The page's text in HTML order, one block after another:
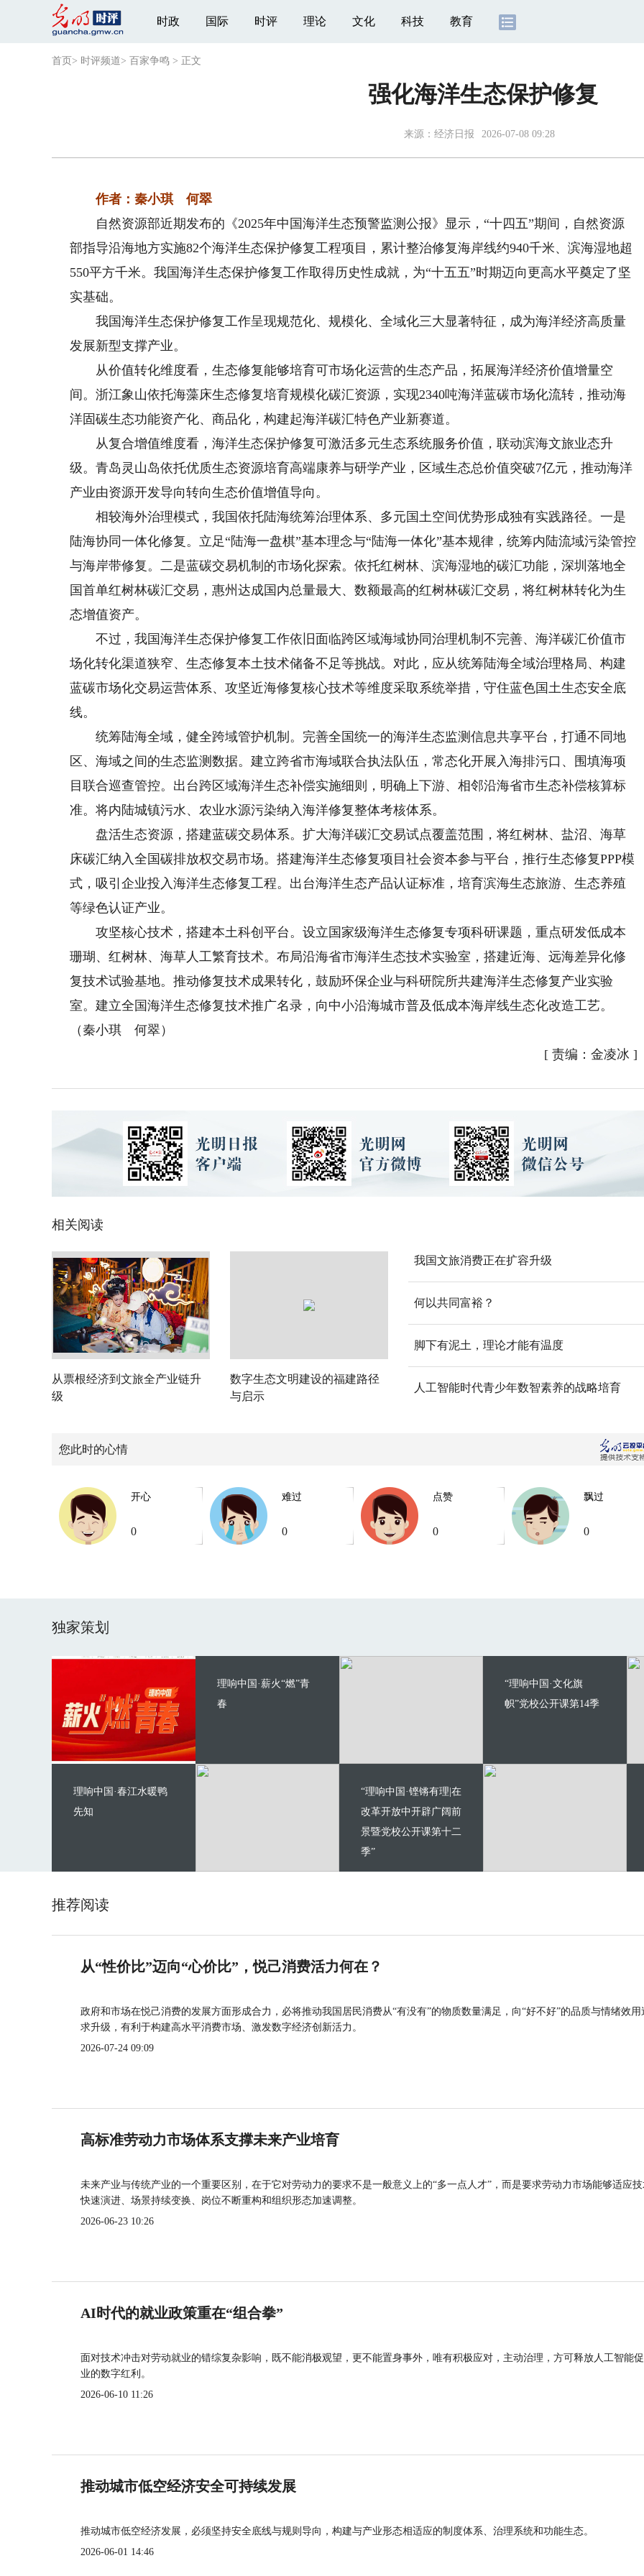
时政 国际 时评 理论 文化 科技 教育
首页 > 时评频道> 百家争鸣 > 正文
强化海洋生态保护修复
来源： 经济日报 2026-07-08 09:28
作者：秦小琪 何翠
自然资源部近期发布的《2025年中国海洋生态预警监测公报》显示，“十四五”期间，自然资源
部指导沿海地方实施82个海洋生态保护修复工程项目，累计整治修复海岸线约940千米、滨海湿地超
550平方千米。我国海洋生态保护修复工作取得历史性成就，为“十五五”时期迈向更高水平奠定了坚
实基础。
我国海洋生态保护修复工作呈现规范化、规模化、全域化三大显著特征，成为海洋经济高质量
发展新型支撑产业。
从价值转化维度看，生态修复能够培育可市场化运营的生态产品，拓展海洋经济价值增量空
间。浙江象山依托海藻床生态修复培育规模化碳汇资源，实现2340吨海洋蓝碳市场化流转，推动海
洋固碳生态功能资产化、商品化，构建起海洋碳汇特色产业新赛道。
从复合增值维度看，海洋生态保护修复可激活多元生态系统服务价值，联动滨海文旅业态升
级。青岛灵山岛依托优质生态资源培育高端康养与研学产业，区域生态总价值突破7亿元，推动海洋
产业由资源开发导向转向生态价值增值导向。
相较海外治理模式，我国依托陆海统筹治理体系、多元国土空间优势形成独有实践路径。一是
陆海协同一体化修复。立足“陆海一盘棋”基本理念与“陆海一体化”基本规律，统筹内陆流域污染管控
与海岸带修复。二是蓝碳交易机制的市场化探索。依托红树林、滨海湿地的碳汇功能，深圳落地全
国首单红树林碳汇交易，惠州达成国内总量最大、数额最高的红树林碳汇交易，将红树林转化为生
态增值资产。
不过，我国海洋生态保护修复工作依旧面临跨区域海域协同治理机制不完善、海洋碳汇价值市
场化转化渠道狭窄、生态修复本土技术储备不足等挑战。对此，应从统筹陆海全域治理格局、构建
蓝碳市场化交易运营体系、攻坚近海修复核心技术等维度采取系统举措，守住蓝色国土生态安全底
线。
统筹陆海全域，健全跨域管护机制。完善全国统一的海洋生态监测信息共享平台，打通不同地
区、海域之间的生态监测数据。建立跨省市海域联合执法队伍，常态化开展入海排污口、围填海项
目联合巡查管控。出台跨区域海洋生态补偿实施细则，明确上下游、相邻沿海省市生态补偿核算标
准。将内陆城镇污水、农业水源污染纳入海洋修复整体考核体系。
盘活生态资源，搭建蓝碳交易体系。扩大海洋碳汇交易试点覆盖范围，将红树林、盐沼、海草
床碳汇纳入全国碳排放权交易市场。搭建海洋生态修复项目社会资本参与平台，推行生态修复PPP模
式，吸引企业投入海洋生态修复工程。出台海洋生态产品认证标准，培育滨海生态旅游、生态养殖
等绿色认证产业。
攻坚核心技术，搭建本土科创平台。设立国家级海洋生态修复专项科研课题，重点研发低成本
珊瑚、红树林、海草人工繁育技术。布局沿海省市海洋生态技术实验室，搭建近海、远海差异化修
复技术试验基地。推动修复技术成果转化，鼓励环保企业与科研院所共建海洋生态修复产业实验
室。建立全国海洋生态修复技术推广名录，向中小沿海城市普及低成本海岸线生态化改造工艺。
（秦小琪 何翠）
[ 责编：金凌冰 ]
相关阅读
从票根经济到文旅全产业链升
级
数字生态文明建设的福建路径
与启示
我国文旅消费正在扩容升级
何以共同富裕？
脚下有泥土，理论才能有温度
人工智能时代青少年数智素养的战略培育
您此时的心情
开心
0
难过
0
点赞
0
飘过
0
独家策划
理响中国·薪火“燃”青
春
理响中国·春江水暖鸭
先知
“理响中国·文化旗
帜”党校公开课第14季
“理响中国·铿锵有理|在
改革开放中开辟广阔前
景暨党校公开课第十二
季”
推荐阅读
从“性价比”迈向“心价比”，悦己消费活力何在？
政府和市场在悦己消费的发展方面形成合力，必将推动我国居民消费从“有没有”的物质数量满足，向“好不好”的品质与情绪效用
求升级，有利于构建高水平消费市场、激发数字经济创新活力。
2026-07-24 09:09
高标准劳动力市场体系支撑未来产业培育
未来产业与传统产业的一个重要区别，在于它对劳动力的要求不是一般意义上的“多一点人才”，而是要求劳动力市场能够适应
快速演进、场景持续变换、岗位不断重构和组织形态加速调整。
2026-06-23 10:26
AI时代的就业政策重在“组合拳”
面对技术冲击对劳动就业的错综复杂影响，既不能消极观望，更不能置身事外，唯有积极应对，主动治理，方可释放人工智能
业的数字红利。
2026-06-10 11:26
推动城市低空经济安全可持续发展
推动城市低空经济发展，必须坚持安全底线与规则导向，构建与产业形态相适应的制度体系、治理系统和功能生态。
2026-06-01 14:46